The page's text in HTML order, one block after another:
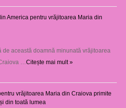
America pentru vrăjitoarea Maria din
de această doamnă minunată vrăjitoarea
… Citește mai mult »
vrăjitoarea Maria din Craiova primite
din toată lumea